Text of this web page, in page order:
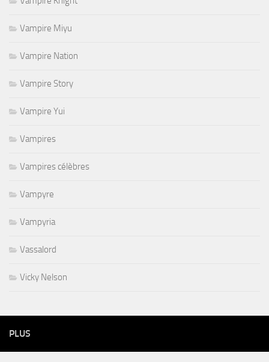
Vampire Miyu
Vampire Nation
Vampire Story
Vampire Yui
Vampires
Vampires célèbres
Vampyre
Vampyria
Vassalord
Vicky Nelson
PLUS